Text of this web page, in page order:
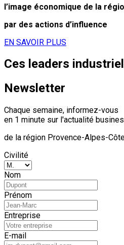
l’image économique de la
par des actions d’influence
EN SAVOIR PLUS
Ces leaders
Newsletter
Chaque semaine, informez-vous
en 1 minute sur l'actualité
de la région Provence-Alpes-
Civilité
Nom
Prénom
Entreprise
E-mail